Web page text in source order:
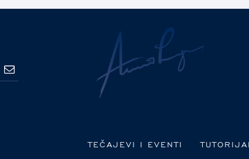
PRETPLATA
TEČAJEVI I EVENTI